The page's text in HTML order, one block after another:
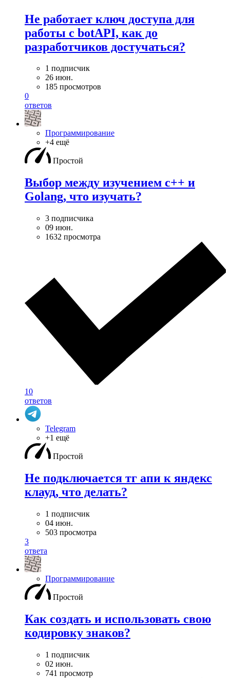
Не работает ключ доступа для
работы с botAPI, как до
разработчиков достучаться?
1 подписчик
26 июн.
185 просмотров
0
ответов
Программирование
+4 ещё
Простой
Выбор между изучением c++ и
Golang, что изучать?
3 подписчика
09 июн.
1632 просмотра
10
ответов
Telegram
+1 ещё
Простой
Не подключается тг апи к яндекс
клауд, что делать?
1 подписчик
04 июн.
503 просмотра
3
ответа
Программирование
Простой
Как создать и использовать свою
кодировку знаков?
1 подписчик
02 июн.
741 просмотр